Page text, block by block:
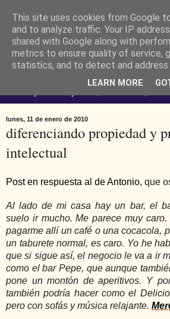
Ferendus K.
personal
lunes, 11 de enero de 2010
diferenciando propiedad y
intelectual
Post en respuesta al de Antonio, que
Al lado de mi casa hay un bar, el
suelo ir mucho. Me parece muy
pagarme allí un café o una cocacola,
un taburete normal, es caro. Yo he
que si sigue así, el negocio le va a ir
como el bar Pepe, que aunque
pone un montón de aperitivos. Y
también podría hacer como el
pero con sofás y música relajante.
This site uses cookies from Google
and to analyze traffic. Your IP
shared with Google along with
metrics to ensure quality of service,
statistics, and to detect and address
LEARN MORE